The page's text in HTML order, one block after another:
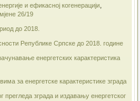
и ефикасној когенерацији,
26/19
до 2018.
Републике Српске до 2018. године
енергетских карактеристика
за енергетске карактеристике зграда
зграда и издавању енергетског